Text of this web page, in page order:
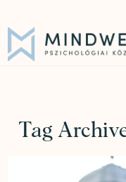
Tag